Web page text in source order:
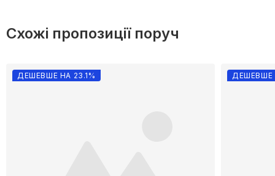
Схожі пропозиції поруч
ДЕШЕВШЕ НА 23.1% ДЕШЕВШЕ